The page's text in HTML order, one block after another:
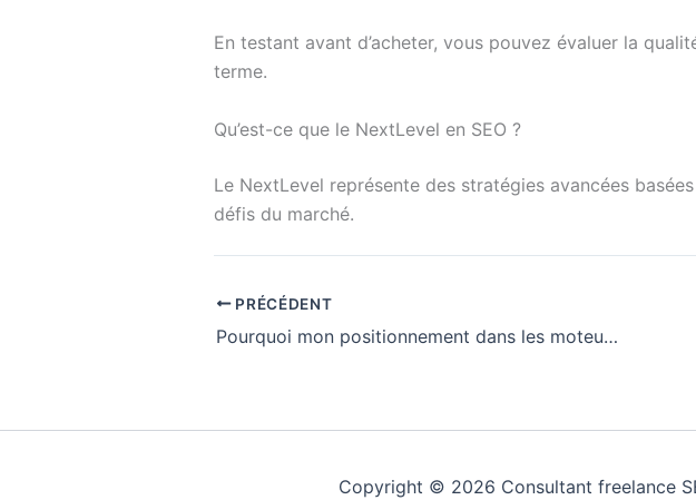
En testant avant d’acheter, vous pouvez évaluer la
terme.
Qu’est-ce que le NextLevel en SEO ?
Le NextLevel représente des stratégies avancées
défis du marché.
PRÉCÉDENT
Pourquoi mon positionnement dans les moteurs de recherche fluctue-t-il autant ?
Copyright © 2026 Consultant freelance